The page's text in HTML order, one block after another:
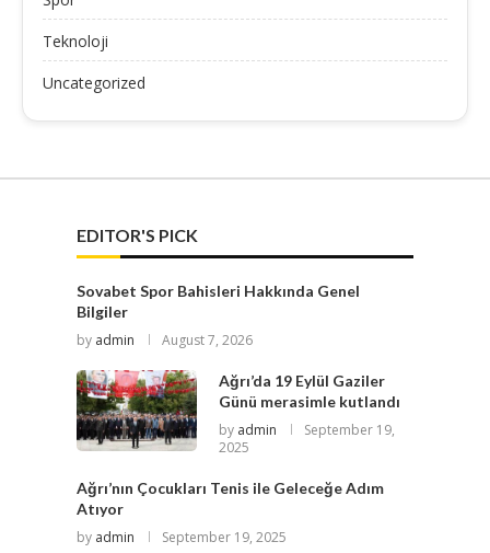
Teknoloji
Uncategorized
EDITOR'S PICK
Sovabet Spor Bahisleri Hakkında Genel
Bilgiler
by admin August 7, 2026
Ağrı’da 19 Eylül Gaziler
Günü merasimle kutlandı
by admin
September 19,
2025
Ağrı’nın Çocukları Tenis ile Geleceğe Adım
Atıyor
by admin September 19, 2025